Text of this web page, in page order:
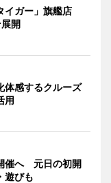
イガー」旗艦店
開
体感するクルーズ
用
催へ 元日の初開
遊びも